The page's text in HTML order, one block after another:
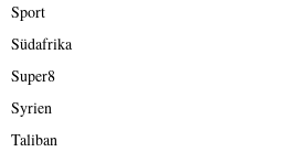
Sport
Südafrika
Super8
Syrien
Taliban